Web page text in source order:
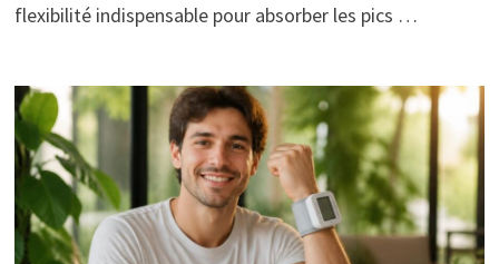
flexibilité indispensable pour absorber les pics …